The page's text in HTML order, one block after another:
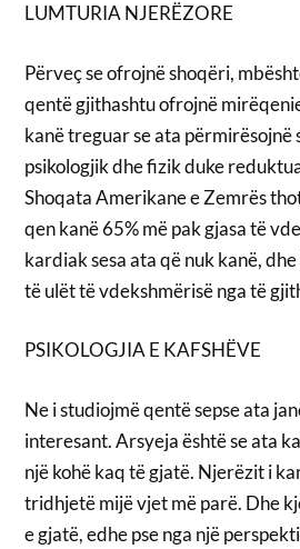
LUMTURIA NJERËZORE
Përveç se ofrojnë shoqëri,
qentë gjithashtu ofrojnë
kanë treguar se ata përmirësojnë
psikologjik dhe fizik duke
Shoqata Amerikane e Zemrës
qen kanë 65% më pak gjasa të
kardiak sesa ata që nuk kanë,
të ulët të vdekshmërisë nga të
PSIKOLOGJIA E KAFSHËVE
Ne i studiojmë qentë sepse ata
interesant. Arsyeja është se ata
një kohë kaq të gjatë. Njerëzit i
tridhjetë mijë vjet më parë. Dhe
e gjatë, edhe pse nga një